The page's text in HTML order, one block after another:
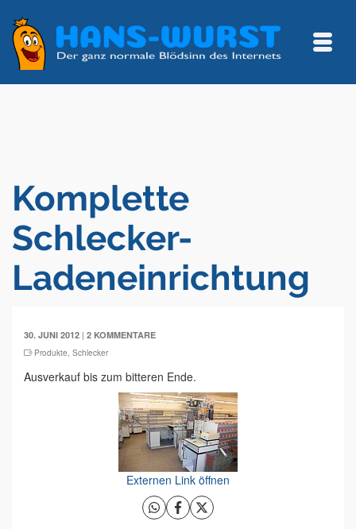
Komplette
Schlecker-
Ladeneinrichtung
30. JUNI 2012 | 2 KOMMENTARE
Produkte, Schlecker
Ausverkauf bis zum bitteren Ende.
Externen Link öffnen